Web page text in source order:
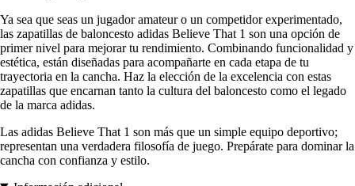
Ya sea que seas un jugador amateur o un competidor experimentado,
las zapatillas de baloncesto adidas Believe That 1 son una opción de
primer nivel para mejorar tu rendimiento. Combinando funcionalidad y
estética, están diseñadas para acompañarte en cada etapa de tu
trayectoria en la cancha. Haz la elección de la excelencia con estas
zapatillas que encarnan tanto la cultura del baloncesto como el legado
de la marca adidas.
Las adidas Believe That 1 son más que un simple equipo deportivo;
representan una verdadera filosofía de juego. Prepárate para dominar la
cancha con confianza y estilo.